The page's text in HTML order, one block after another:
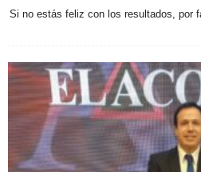
Si no estás feliz con los resultados, por